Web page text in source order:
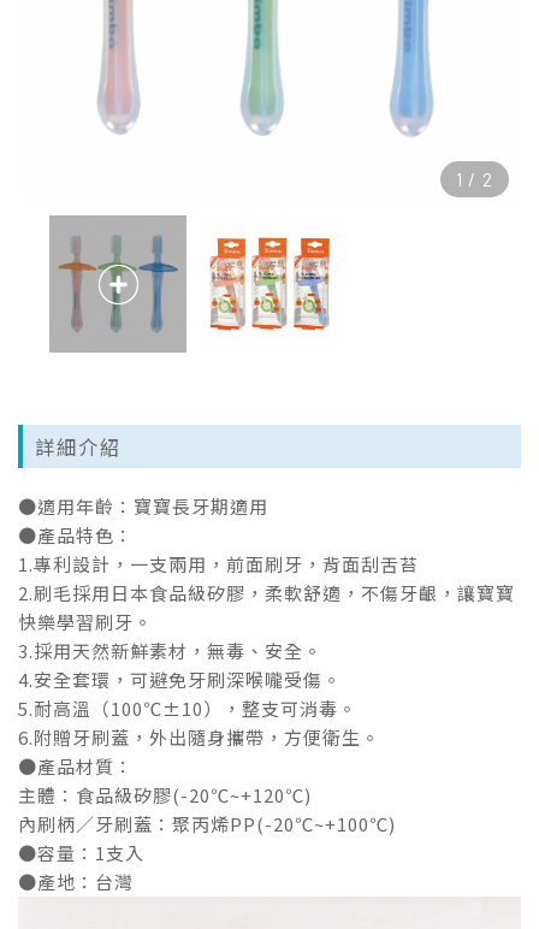
1 / 2
詳細介紹
●適用年齡：寶寶長牙期適用
●產品特色：
1.專利設計，一支兩用，前面刷牙，背面刮舌苔
2.刷毛採用日本食品級矽膠，柔軟舒適，不傷牙齦，讓寶寶
快樂學習刷牙。
3.採用天然新鮮素材，無毒、安全。
4.安全套環，可避免牙刷深喉嚨受傷。
5.耐高溫（100℃±10），整支可消毒。
6.附贈牙刷蓋，外出隨身攜帶，方便衛生。
●產品材質：
主體：食品級矽膠(-20℃~+120℃)
內刷柄／牙刷蓋：聚丙烯PP(-20℃~+100℃)
●容量：1支入
●產地：台灣